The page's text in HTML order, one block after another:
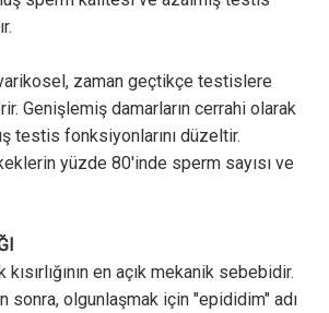
zaman geçtikçe testislere
Genişlemiş damarların cerrahi olarak
testis fonksiyonlarını düzeltir.
yüzde 80'inde sperm sayısı ve
kısırlığının en açık mekanik sebebidir.
sonra, olgunlaşmak için "epididim" adı